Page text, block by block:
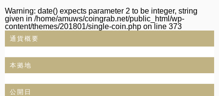
Warning: date() expects parameter 2 to be integer, string
given in /home/amuws/coingrab.net/public_html/wp-
content/themes/201801/single-coin.php on line 373
通貨概要
本拠地
公開日